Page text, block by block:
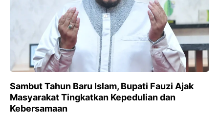
Sambut Tahun Baru Islam, Bupati Fauzi Ajak
Masyarakat Tingkatkan Kepedulian dan
Kebersamaan